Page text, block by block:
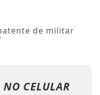
de militar
NO CELULAR